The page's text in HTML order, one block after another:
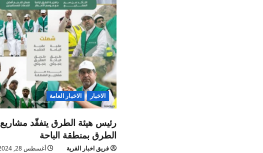
الاخبار الاخبار العامة
رئيس هيئة الطرق يتفقّد مشاريع
الطرق بمنطقة الباحة
فريق اخبار القرية
أغسطس 28, 2024